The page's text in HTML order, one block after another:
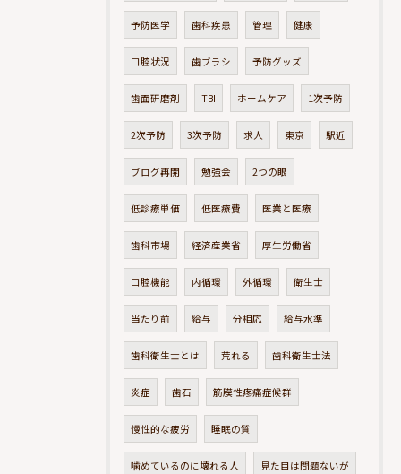
予防医学 歯科疾患 管理 健康
口腔状況 歯ブラシ 予防グッズ
歯面研磨剤 TBI ホームケア 1次予防
2次予防 3次予防 求人 東京 駅近
ブログ再開 勉強会 2つの眼
低診療単価 低医療費 医業と医療
歯科市場 経済産業省 厚生労働省
口腔機能 内循環 外循環 衛生士
当たり前 給与 分相応 給与水準
歯科衛生士とは 荒れる 歯科衛生士法
炎症 歯石 筋膜性疼痛症候群
慢性的な疲労 睡眠の質
噛めているのに壊れる人 見た目は問題ないが